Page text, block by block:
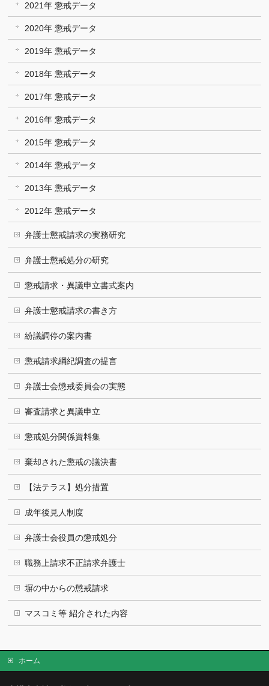
2021年 懲戒データ
2020年 懲戒データ
2019年 懲戒データ
2018年 懲戒データ
2017年 懲戒データ
2016年 懲戒データ
2015年 懲戒データ
2014年 懲戒データ
2013年 懲戒データ
2012年 懲戒データ
弁護士懲戒請求の実務研究
弁護士懲戒処分の研究
懲戒請求・異議申立書式案内
弁護士懲戒請求の書き方
紛議調停の案内書
懲戒請求綱紀調査の提言
弁護士会懲戒委員会の実態
審査請求と異議申立
懲戒処分関係資料集
棄却された懲戒の議決書
【法テラス】処分措置
成年後見人制度
弁護士会役員の懲戒処分
職務上請求不正請求弁護士
塀の中からの懲戒請求
マスコミ等 紹介された内容
ホーム